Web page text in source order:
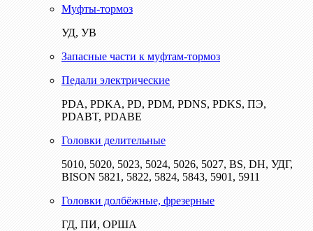
Муфты-тормоз
УД, УВ
Запасные части к муфтам-тормоз
Педали электрические
PDA, PDKA, PD, PDM, PDNS, PDKS, ПЭ,
PDABT, PDABE
Головки делительные
5010, 5020, 5023, 5024, 5026, 5027, BS, DH, УДГ,
BISON 5821, 5822, 5824, 5843, 5901, 5911
Головки долбёжные, фрезерные
ГД, ПИ, ОРША